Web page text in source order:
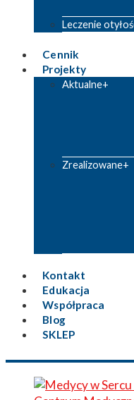
Leczenie
Cennik
Projekty
Aktualne
Zrealizowane
Kontakt
Edukacja
Współpraca
Blog
SKLEP